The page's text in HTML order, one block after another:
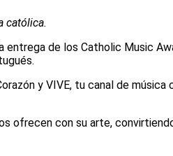
católica.
de los Catholic Music
y VIVE, tu canal de música
ofrecen con su arte,